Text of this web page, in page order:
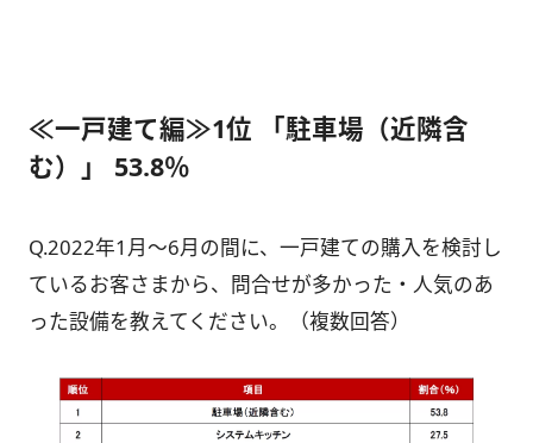
≪一戸建て編≫1位 「駐車場（近隣含
む）」 53.8％
Q.2022年1月～6月の間に、一戸建ての購入を検討し
ているお客さまから、問合せが多かった・人気のあ
った設備を教えてください。（複数回答）